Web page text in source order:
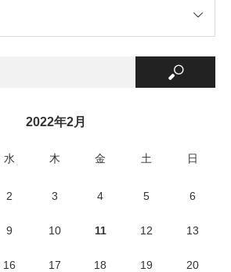
2022年2月
水 木 金 土 日
2 3 4 5 6
9 10 11 12 13
16 17 18 19 20